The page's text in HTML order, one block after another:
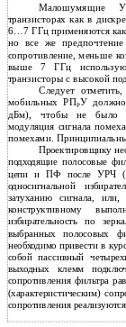
Малошумящие
транзисторах как в
6…7 ГГц применяются
но все же
сопротивление, меньше
выше 7 ГГц
транзисторы с высокой
Следует
мобильных РПРУ должно
дБм), чтобы не было
модуляция сигнала
помехами.
Проектировщику
подходящие полосовые
цепи и ПФ после УРЧ
односигнальной
затуханию сигнала,
конструктивному
избирательность по
выбранных полосовых
необходимо привести в
собой пассивный
выходных клемм
сопротивления фильтра
(характеристическим)
сопротивления